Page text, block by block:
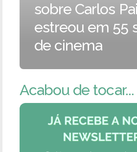
sobre Carlos
estreou em 55
de cinema
Acabou de tocar...